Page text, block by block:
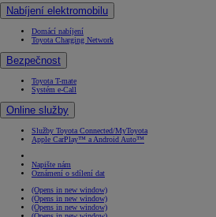
Nabíjení elektromobilu
Domácí nabíjení
Toyota Charging Network
Bezpečnost
Toyota T-mate
Systém e-Call
Online služby
Služby Toyota Connected/MyToyota
Apple CarPlay™ a Android Auto™
Napište nám
Oznámení o sdílení dat
(Opens in new window)
(Opens in new window)
(Opens in new window)